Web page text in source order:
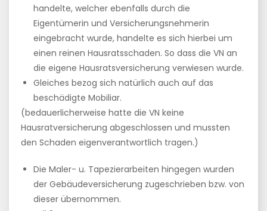
handelte, welcher ebenfalls durch die
Eigentümerin und Versicherungsnehmerin
eingebracht wurde, handelte es sich hierbei um
einen reinen Hausratsschaden. So dass die VN an
die eigene Hausratsversicherung verwiesen wurde.
Gleiches bezog sich natürlich auch auf das
beschädigte Mobiliar.
(bedauerlicherweise hatte die VN keine
Hausratversicherung abgeschlossen und mussten
den Schaden eigenverantwortlich tragen.)
Die Maler- u. Tapezierarbeiten hingegen wurden
der Gebäudeversicherung zugeschrieben bzw. von
dieser übernommen.